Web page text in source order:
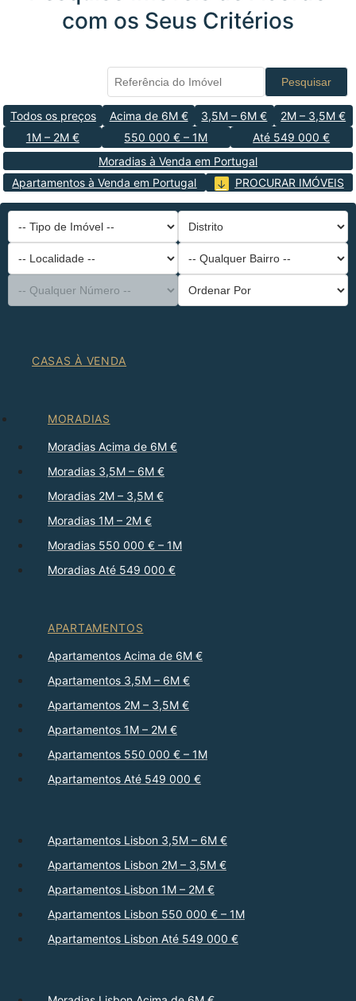
com os Seus Critérios
Pesquisar
Todos os preços Acima de 6M € 3,5M – 6M €
2M – 3,5M €
1M – 2M €
550 000 € – 1M
Até 549 000 €
Moradias à Venda em Portugal
Apartamentos à Venda em Portugal
PROCURAR IMÓVEIS
-- Tipo de Imóvel --
Distrito
-- Localidade --
-- Qualquer Bairro --
-- Qualquer Número --
Ordenar Por
CASAS À VENDA
MORADIAS
Moradias Acima de 6M €
Moradias 3,5M – 6M €
Moradias 2M – 3,5M €
Moradias 1M – 2M €
Moradias 550 000 € – 1M
Moradias Até 549 000 €
APARTAMENTOS
Apartamentos Acima de 6M €
Apartamentos 3,5M – 6M €
Apartamentos 2M – 3,5M €
Apartamentos 1M – 2M €
Apartamentos 550 000 € – 1M
Apartamentos Até 549 000 €
Apartamentos Lisbon 3,5M – 6M €
Apartamentos Lisbon 2M – 3,5M €
Apartamentos Lisbon 1M – 2M €
Apartamentos Lisbon 550 000 € – 1M
Apartamentos Lisbon Até 549 000 €